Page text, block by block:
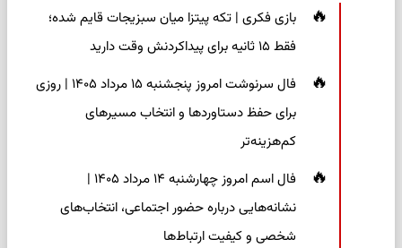
بازی فکری | تکه پیتزا میان سبزیجات قایم شده؛
فقط ۱۵ ثانیه برای پیداکردنش وقت دارید
فال سرنوشت امروز پنجشنبه ۱۵ مرداد ۱۴۰۵ | روزی
برای حفظ دستاوردها و انتخاب مسیرهای
کم‌هزینه‌تر
فال اسم امروز چهارشنبه ۱۴ مرداد ۱۴۰۵ |
نشانه‌هایی درباره حضور اجتماعی، انتخاب‌های
شخصی و کیفیت ارتباط‌ها